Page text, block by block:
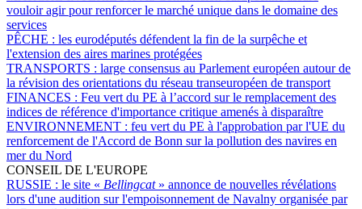
vouloir agir pour renforcer le marché unique dans le domaine des
services
PÊCHE : les eurodéputés défendent la fin de la surpêche et
l'extension des aires marines protégées
TRANSPORTS : large consensus au Parlement européen autour de
la révision des orientations du réseau transeuropéen de transport
FINANCES : Feu vert du PE à l’accord sur le remplacement des
indices de référence d'importance critique amenés à disparaître
ENVIRONNEMENT : feu vert du PE à l'approbation par l'UE du
renforcement de l'Accord de Bonn sur la pollution des navires en
mer du Nord
CONSEIL DE L'EUROPE
RUSSIE : le site « Bellingcat » annonce de nouvelles révélations
lors d'une audition sur l'empoisonnement de Navalny organisée par